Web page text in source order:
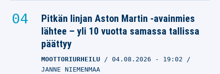
Pitkän linjan Aston Martin -avainmies
lähtee – yli 10 vuotta samassa tallissa
päättyy
MOOTTORIURHEILU 04.08.2026 - 19:02
JANNE NIEMENMAA